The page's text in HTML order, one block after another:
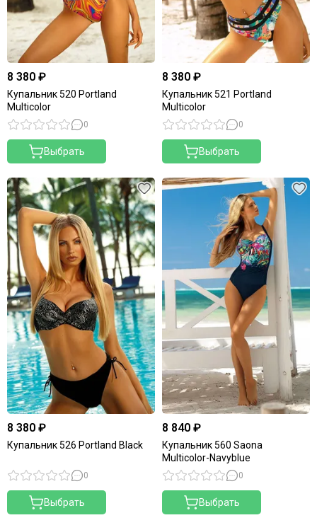
8 380 ₽
Купальник 520 Portland
Multicolor
0
Выбрать
8 380 ₽
Купальник 521 Portland
Multicolor
0
Выбрать
8 380 ₽
Купальник 526 Portland Black
0
Выбрать
8 840 ₽
Купальник 560 Saona
Multicolor-Navyblue
0
Выбрать